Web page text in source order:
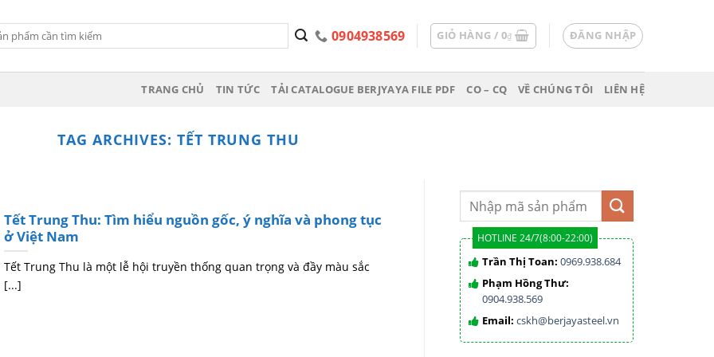
0904938569 GIỎ HÀNG / 0₫ ĐĂNG NHẬP
TRANG CHỦ TIN TỨC TẢI CATALOGUE BERJYAYA FILE PDF CO – CQ VỀ CHÚNG TÔI LIÊN HỆ
TAG ARCHIVES: TẾT TRUNG THU
Tết Trung Thu: Tìm hiểu nguồn gốc, ý nghĩa và phong tục
ở Việt Nam
Tết Trung Thu là một lễ hội truyền thống quan trọng và đầy màu sắc
[...]
HOTLINE 24/7(8:00-22:00)
Trần Thị Toan: 0969.938.684
Phạm Hồng Thư:
0904.938.569
Email: cskh@berjayasteel.vn